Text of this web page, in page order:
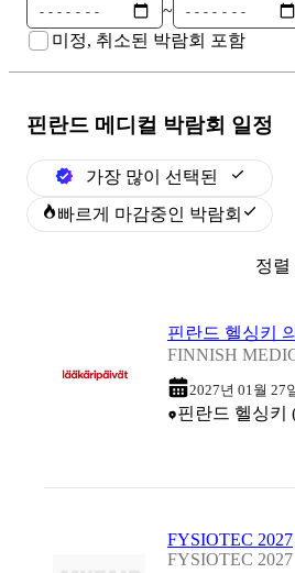
~
미정, 취소된 박람회 포함
핀란드 메디컬 박람회 일정
가장 많이 선택된
빠르게 마감중인 박람회
정렬
2027년 01월 27
FYSIOTEC 2027
FYSIOTEC 2027